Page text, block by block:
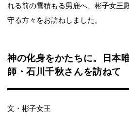
れる前の雪積もる男鹿へ、彬子女王
守る方々をお訪ねしました。
神の化身をかたちに。日本
師・石川千秋さんを訪ねて
文・彬子女王